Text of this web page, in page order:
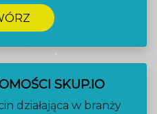
SKUP.IO
działająca w branży